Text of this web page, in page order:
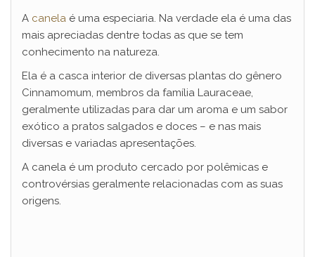
A canela é uma especiaria. Na verdade ela é uma das
mais apreciadas dentre todas as que se tem
conhecimento na natureza.
Ela é a casca interior de diversas plantas do gênero
Cinnamomum, membros da família Lauraceae,
geralmente utilizadas para dar um aroma e um sabor
exótico a pratos salgados e doces – e nas mais
diversas e variadas apresentações.
A canela é um produto cercado por polêmicas e
controvérsias geralmente relacionadas com as suas
origens.